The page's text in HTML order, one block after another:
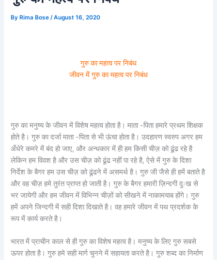
By Rima Bose/August 16, 2020
गुरु का महत्व पर निबंध
जीवन में गुरु का महत्व पर निबंध
गुरु का मनुष्य के जीवन में विशेष महत्व होता है। माता -पिता हमारे प्रथम शिक्षक
होते है। गुरु का दर्जा माता -पिता से भी ऊंचा होता है। उदहारण स्वरुप अगर हम
अँधेरे कमरे में बंद हो जाए, और अन्धकार में ही हम किसी चीज़ को ढूंढ रहे है
लेकिन हम विवश है और उस चीज़ को ढूंढ नहीं पा रहे है, ऐसे में गुरु के दिशा
निर्देश के बैगर हम उस चीज़ को ढूंढने में असमर्थ है। गुरु जी जैसे ही हमें बताते है
और वह चीज़ हमे तुरंत प्राप्त हो जाती है। गुरु के बैगर हमारी ज़िन्दगी दुःख से
भर जायेगी और हम जीवन में विभिन्न चीज़ों को सीखने में नाकामयाब होंगे। गुरु
हमें अपने जिन्दगी में सही दिशा दिखाते है। वह हमारे जीवन में पथ प्रदर्शक के
रूप में कार्य करते है।
भारत में प्राचीन काल से ही गुरु का विशेष महत्व है। मनुष्य के लिए गुरु सबसे
ऊपर होता है। गुरु हमे सही मार्ग चुनने में सहायता करते है। गुरु शब्द का निर्माण